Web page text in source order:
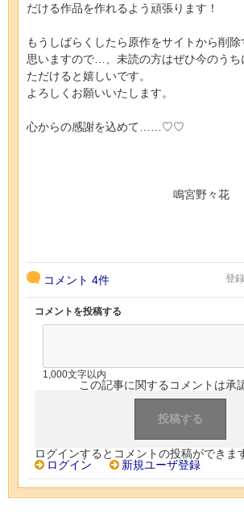
だける作品を作れるよう頑張ります！
もうしばらくしたら原作をサイトから削除
思いますので…、未読の方はぜひ今のうち
ただけると嬉しいです。
よろしくお願いいたします。
心からの感謝を込めて……♡♡
鳴宮野々花
コメント 4件 登
コメントを投稿する
1,000文字以内
この記事に関するコメントは承
ログインするとコメントの投稿ができま
ログイン
新規ユーザ登録